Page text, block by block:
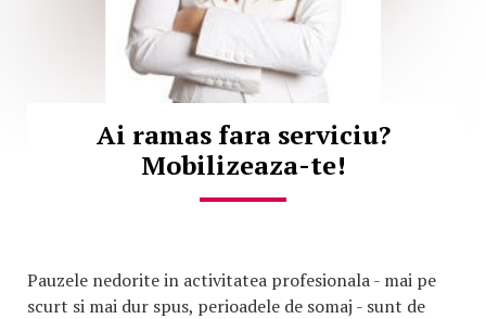
Ai ramas fara serviciu?
Mobilizeaza-te!
Pauzele nedorite in activitatea profesionala - mai pe
scurt si mai dur spus, perioadele de somaj - sunt de